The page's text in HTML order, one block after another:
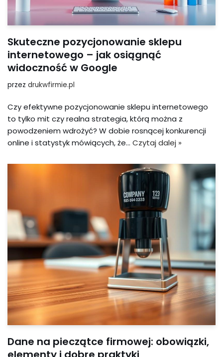
Skuteczne pozycjonowanie sklepu
internetowego – jak osiągnąć
widoczność w Google
przez drukwfirmie.pl
Czy efektywne pozycjonowanie sklepu internetowego
to tylko mit czy realna strategia, którą można z
powodzeniem wdrożyć? W dobie rosnącej konkurencji
online i statystyk mówiących, że… Czytaj dalej »
Dane na pieczątce firmowej: obowiązki,